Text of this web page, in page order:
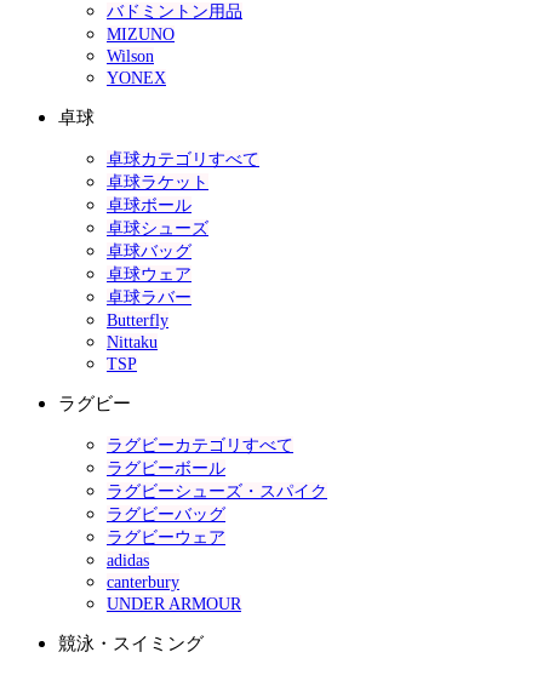
バドミントン用品
MIZUNO
Wilson
YONEX
卓球
卓球カテゴリすべて
卓球ラケット
卓球ボール
卓球シューズ
卓球バッグ
卓球ウェア
卓球ラバー
Butterfly
Nittaku
TSP
ラグビー
ラグビーカテゴリすべて
ラグビーボール
ラグビーシューズ・スパイク
ラグビーバッグ
ラグビーウェア
adidas
canterbury
UNDER ARMOUR
競泳・スイミング